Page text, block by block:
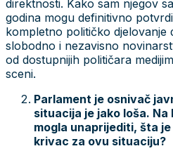
direktnosti. Kako sam njegov
godina mogu definitivno
kompletno političko djelovanje
slobodno i nezavisno
od dostupnijih političara
sceni.
Parlament je osnivač
situacija je jako loša. Na
mogla unaprijediti, šta
krivac za ovu situaciju?